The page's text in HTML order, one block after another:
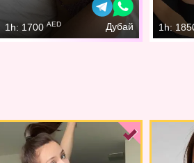
1h: 1700AED Дубай 1h: